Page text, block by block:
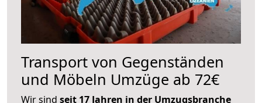
Transport von Gegenständen
und Möbeln Umzüge ab 72€
Wir sind seit 17 Jahren in der Umzugsbranche